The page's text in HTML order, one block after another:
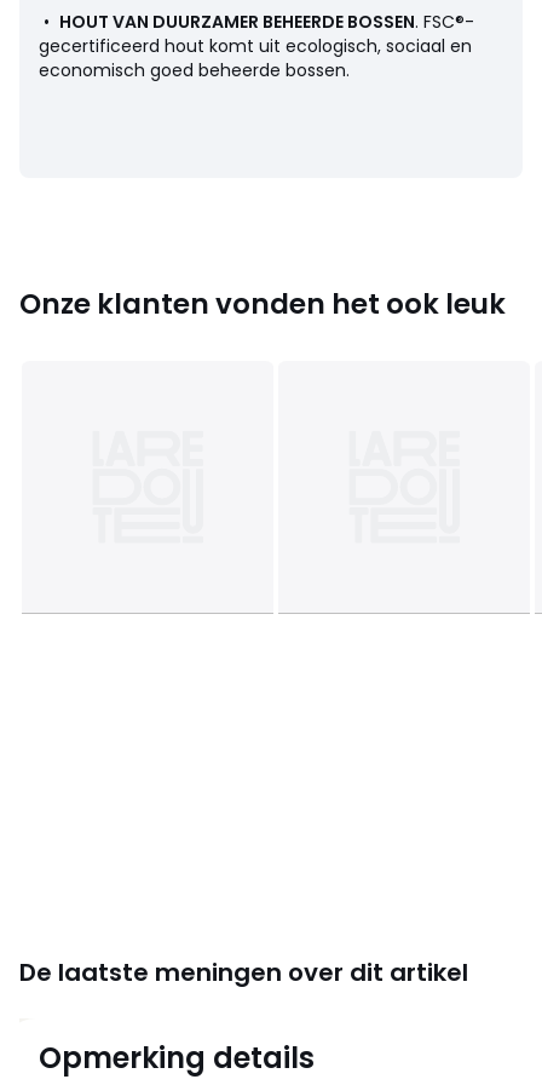
• Diepte : 33 cm
• Hoogte van de poten : 67 cm
• Zelf te monteren.
Kleuren Naturel Eikenhout
• HOUT VAN DUURZAMER BEHEERDE BOSSEN. FSC®-
gecertificeerd hout komt uit ecologisch, sociaal en
economisch goed beheerde bossen.
Onze klanten vonden het ook leuk
De laatste meningen over dit artikel
5
Opmerking details